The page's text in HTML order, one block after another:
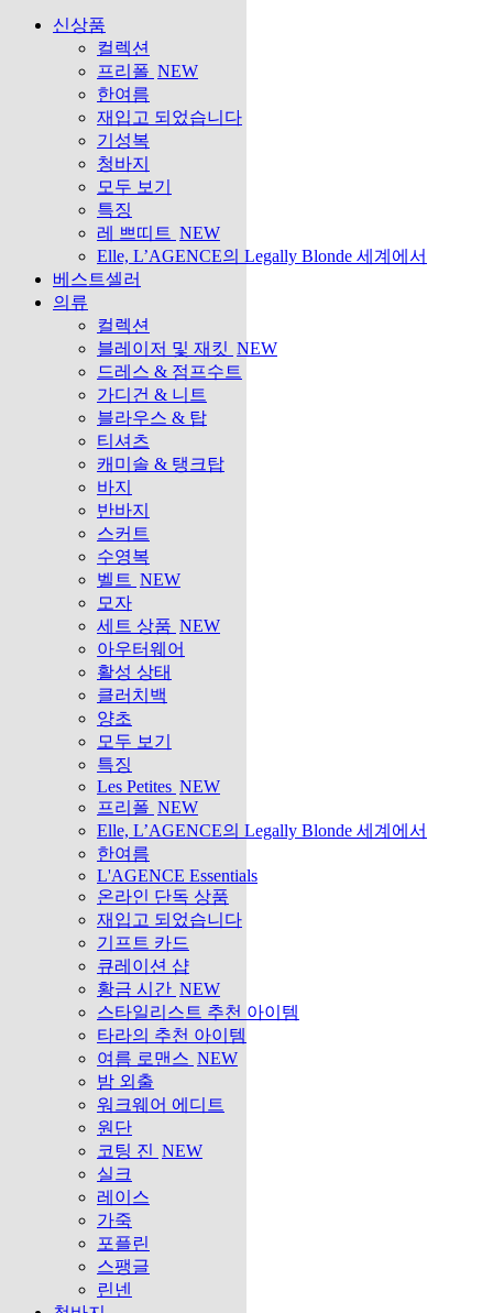
신상품
컬렉션
프리폴 NEW
한여름
재입고 되었습니다
기성복
청바지
모두 보기
특징
레 쁘띠트 NEW
Elle, L’AGENCE의 Legally Blonde 세계에서
베스트셀러
의류
컬렉션
블레이저 및 재킷 NEW
드레스 & 점프수트
가디건 & 니트
블라우스 & 탑
티셔츠
캐미솔 & 탱크탑
바지
반바지
스커트
수영복
벨트 NEW
모자
세트 상품 NEW
아우터웨어
활성 상태
클러치백
양초
모두 보기
특징
Les Petites NEW
프리폴 NEW
Elle, L’AGENCE의 Legally Blonde 세계에서
한여름
L'AGENCE Essentials
온라인 단독 상품
재입고 되었습니다
기프트 카드
큐레이션 샵
황금 시간 NEW
스타일리스트 추천 아이템
타라의 추천 아이템
여름 로맨스 NEW
밤 외출
워크웨어 에디트
원단
코팅 진 NEW
실크
레이스
가죽
포플린
스팽글
린넨